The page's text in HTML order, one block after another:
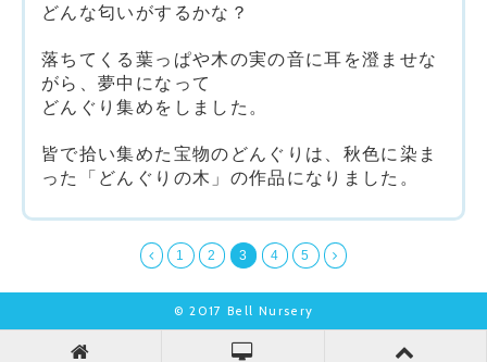
どんな匂いがするかな？
落ちてくる葉っぱや木の実の音に耳を澄ませな
がら、夢中になって
どんぐり集めをしました。
皆で拾い集めた宝物のどんぐりは、秋色に染ま
った「どんぐりの木」の作品になりました。
1 2 3 4 5
© 2017 Bell Nursery